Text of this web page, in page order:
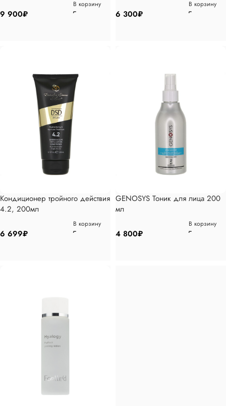
9 900₽
В корзину
6 300₽
В корзину
Кондиционер тройного действия
4.2, 200мл
6 699₽
В корзину
GENOSYS Тоник для лица 200
мл
4 800₽
В корзину